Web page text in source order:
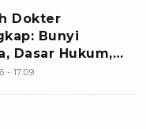
Dokter
Bunyi
Dasar Hukum,
yang Wajib
- 17:09